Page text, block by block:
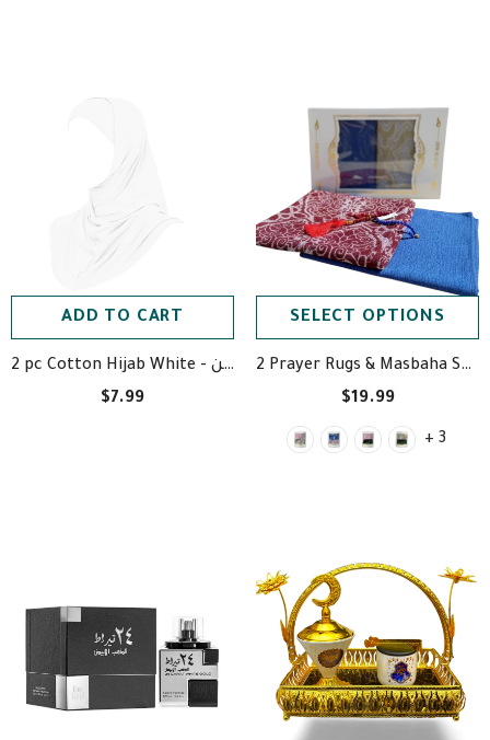
ADD TO CART
2 pc Cotton Hijab White - حجاب قطعتين أبيض قظن
$7.99
SELECT OPTIONS
2 Prayer Rugs & Masbaha Set- سجادة صلاة مع مسبحة
$19.99
+ 3